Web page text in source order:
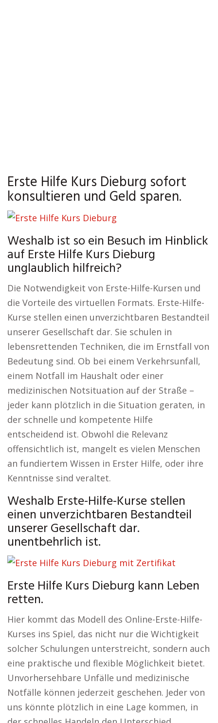
Erste Hilfe Kurs Dieburg sofort
konsultieren und Geld sparen.
Weshalb ist so ein Besuch im Hinblick
auf Erste Hilfe Kurs Dieburg
unglaublich hilfreich?
Die Notwendigkeit von Erste-Hilfe-Kursen und
die Vorteile des virtuellen Formats. Erste-Hilfe-
Kurse stellen einen unverzichtbaren Bestandteil
unserer Gesellschaft dar. Sie schulen in
lebensrettenden Techniken, die im Ernstfall von
Bedeutung sind. Ob bei einem Verkehrsunfall,
einem Notfall im Haushalt oder einer
medizinischen Notsituation auf der Straße –
jeder kann plötzlich in die Situation geraten, in
der schnelle und kompetente Hilfe
entscheidend ist. Obwohl die Relevanz
offensichtlich ist, mangelt es vielen Menschen
an fundiertem Wissen in Erster Hilfe, oder ihre
Kenntnisse sind veraltet.
Weshalb Erste-Hilfe-Kurse stellen
einen unverzichtbaren Bestandteil
unserer Gesellschaft dar.
unentbehrlich ist.
Erste Hilfe Kurs Dieburg kann Leben
retten.
Hier kommt das Modell des Online-Erste-Hilfe-
Kurses ins Spiel, das nicht nur die Wichtigkeit
solcher Schulungen unterstreicht, sondern auch
eine praktische und flexible Möglichkeit bietet.
Unvorhersehbare Unfälle und medizinische
Notfälle können jederzeit geschehen. Jeder von
uns könnte plötzlich in eine Lage kommen, in